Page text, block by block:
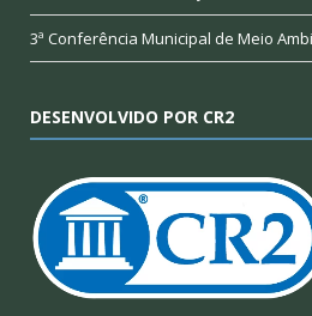
3ª Conferência Municipal de Meio
DESENVOLVIDO POR CR2